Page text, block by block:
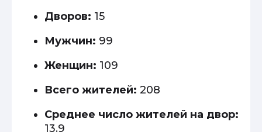
Дворов: 15
Мужчин: 99
Женщин: 109
Всего жителей: 208
Среднее число жителей на двор:
13.9